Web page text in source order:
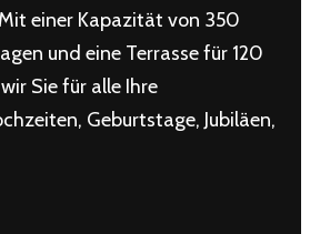
einer Kapazität von 350
und eine Terrasse für 120
Sie für alle Ihre
Geburtstage, Jubiläen,